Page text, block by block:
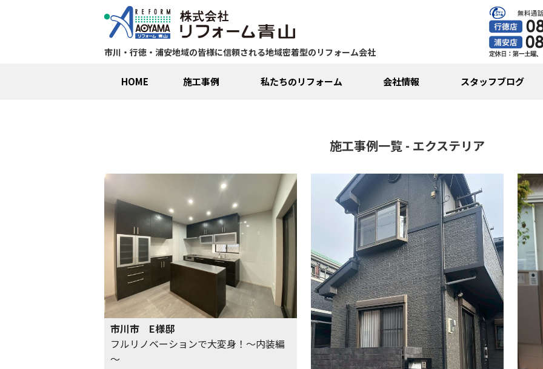
市川・行徳・浦安地域の皆様に信頼される地域密着型のリフォーム会社
HOME 施工事例 私たちのリフォーム 会社情報 スタッフブログ
施工事例一覧 - エクステリア
市川市 E様邸
フルリノベーションで大変身！～内装編
～